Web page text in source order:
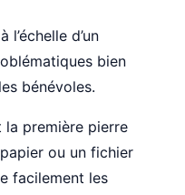
d’un
bien
bénévoles.
la première pierre
ou un fichier
facilement les